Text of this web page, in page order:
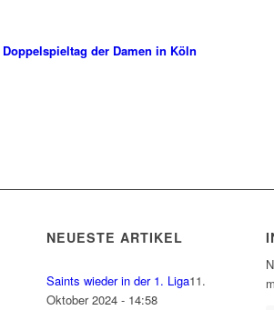
der Damen in Köln
NEUESTE ARTIKEL
Saints wieder in der 1. Liga11.
Oktober 2024 - 14:58